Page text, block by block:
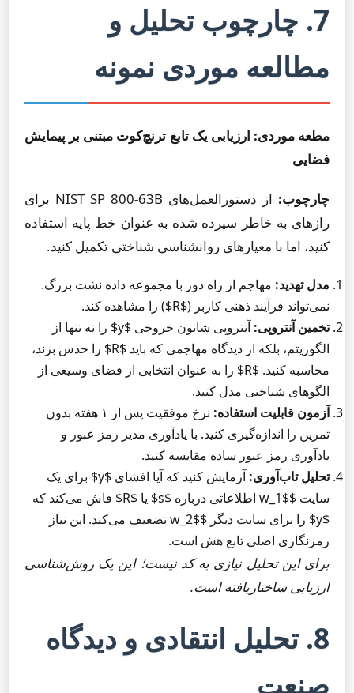
7. چارچوب تحلیل و
مطالعه موردی نمونه
مطعه موردی: ارزیابی یک تابع ترنچ‌کوت مبتنی بر پیمایش
فضایی
چارچوب:
از دستورالعمل‌های NIST SP 800-63B برای
رازهای به خاطر سپرده شده به عنوان خط پایه استفاده
کنید، اما با معیارهای روانشناسی شناختی تکمیل کنید.
مدل تهدید: مهاجم از راه دور با مجموعه داده نشت بزرگ.
نمی‌تواند فرآیند ذهنی کاربر ($R$) را مشاهده کند.
تخمین آنتروپی:
آنتروپی شانون خروجی $y$ را نه تنها از
الگوریتم، بلکه از دیدگاه مهاجمی که باید $R$ را حدس بزند،
محاسبه کنید. $R$ را به عنوان انتخابی از فضای وسیعی از
الگوهای شناختی مدل کنید.
آزمون قابلیت استفاده:
نرخ موفقیت پس از ۱ هفته بدون
تمرین را اندازه‌گیری کنید. با یادآوری مدیر رمز عبور و
یادآوری رمز عبور ساده مقایسه کنید.
تحلیل تاب‌آوری:
آزمایش کنید که آیا افشای $y$ برای یک
سایت $w_1$ اطلاعاتی درباره $s$ یا $R$ فاش می‌کند که
$y$ را برای سایت دیگر $w_2$ تضعیف می‌کند. این نیاز
رمزنگاری اصلی تابع هش است.
برای این تحلیل نیازی به کد نیست؛ این یک روش‌شناسی
ارزیابی ساختاریافته است.
8. تحلیل انتقادی و دیدگاه
صنعت